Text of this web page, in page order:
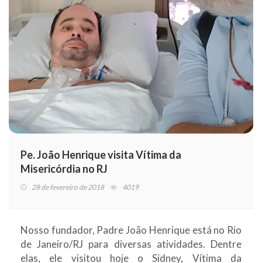
Pe. João Henrique visita Vítima da
Misericórdia no RJ
28 de fevereiro de 2018 4019
Nosso fundador, Padre João Henrique está no Rio
de Janeiro/RJ para diversas atividades. Dentre
elas, ele visitou hoje o Sidney, Vítima da